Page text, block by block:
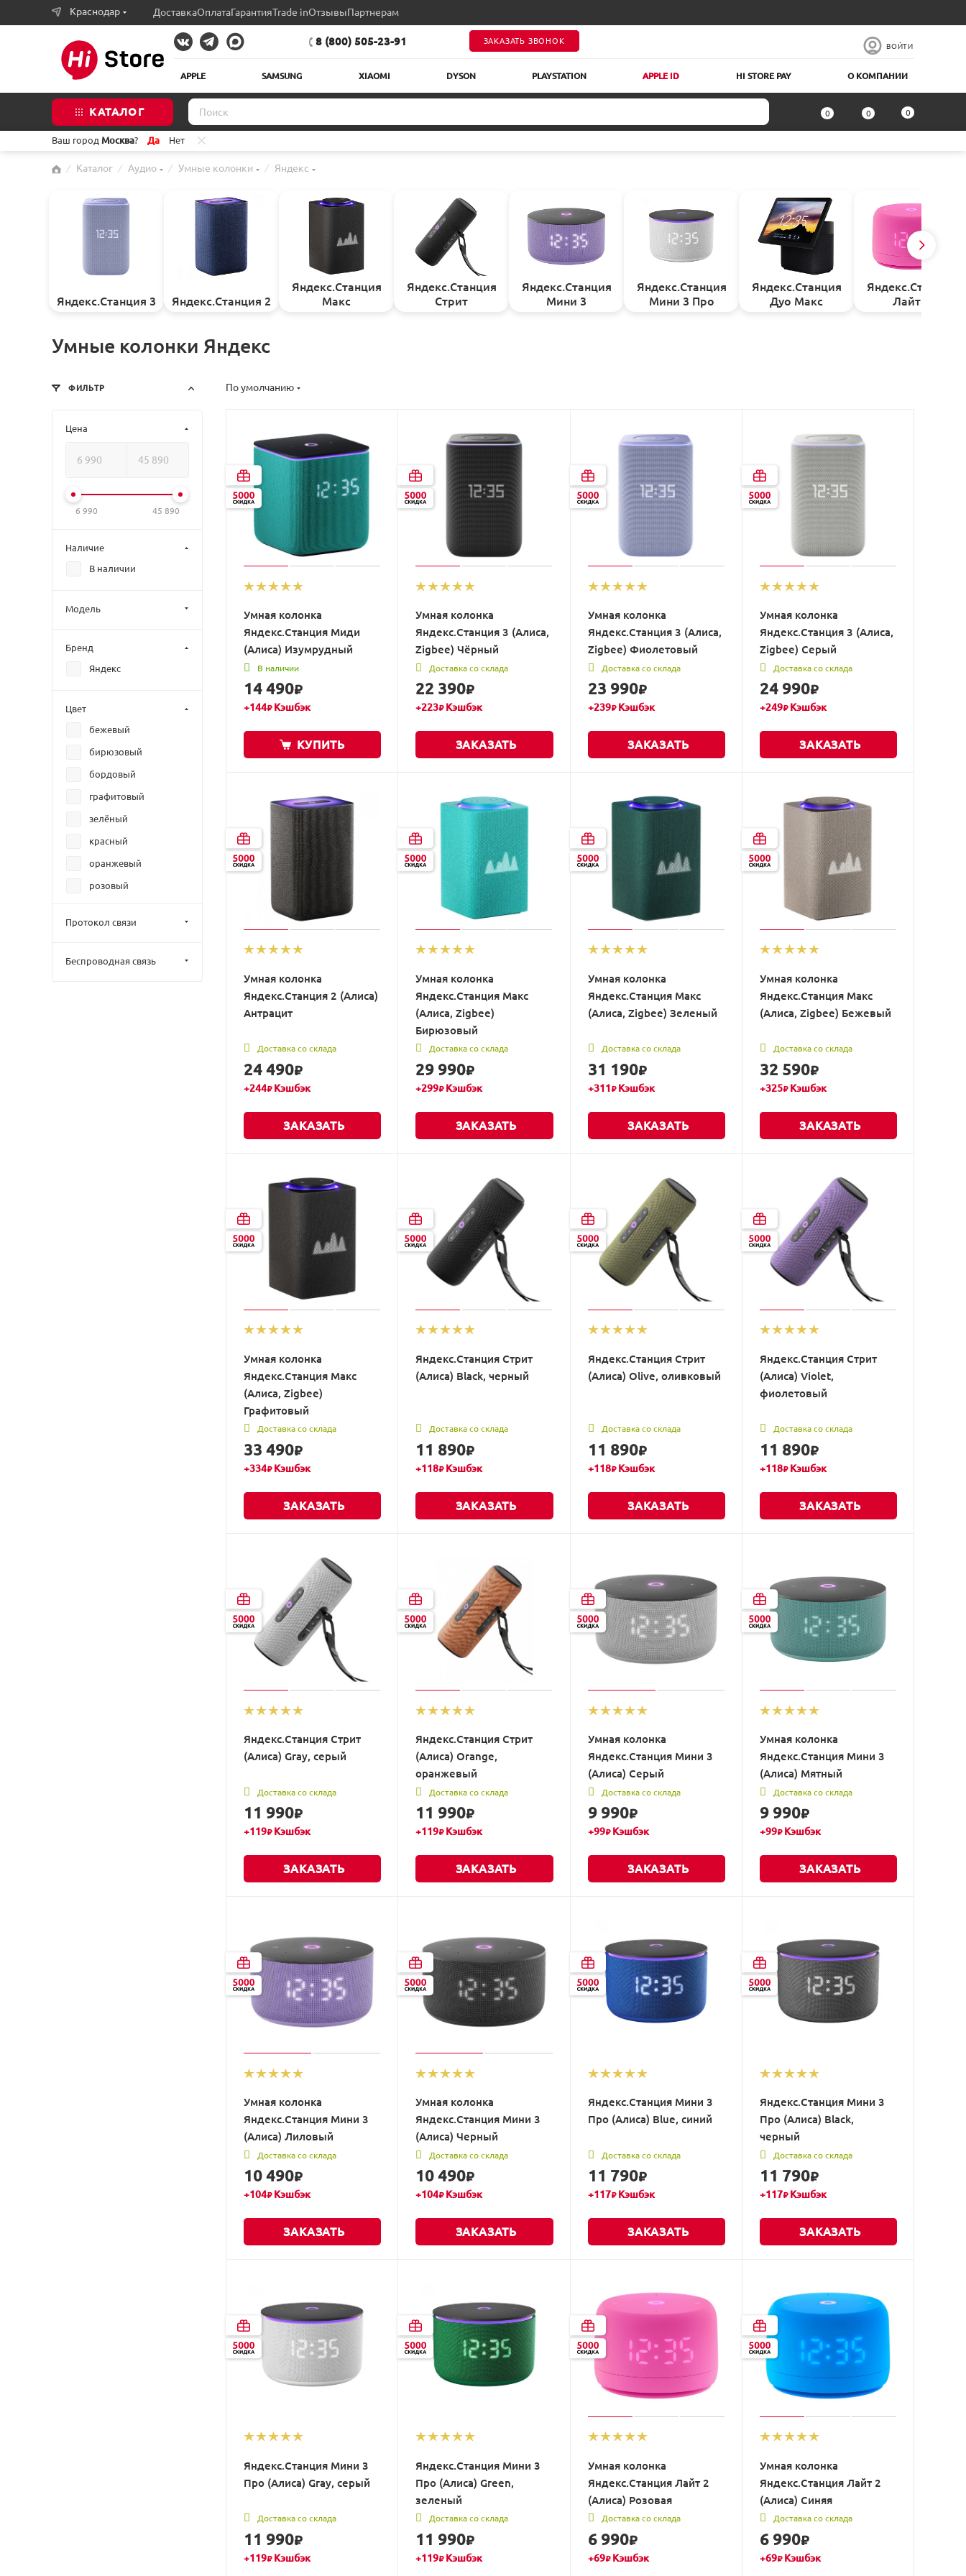
Краснодар ДоставкаОплатаГарантияTrade inОтзывыПартнерам
8 (800) 505-23-91 ЗАКАЗАТЬ ЗВОНОК
ВОЙТИ
APPLE SAMSUNG XIAOMI DYSON PLAYSTATION APPLE ID HI STORE PAY О КОМПАНИИ
КАТАЛОГ 0 0 0
Ваш город Москва? Да Нет
⁄ Каталог ⁄ Аудио ⁄ Умные колонки ⁄ Яндекс
Яндекс.Станция 3 Яндекс.Станция 2
Яндекс.Станция
Макс
Яндекс.Станция
Стрит
Яндекс.Станция
Мини 3
Яндекс.Станция
Мини 3 Про
Яндекс.Станция
Дуо Макс
Яндекс.Станция
Лайт 2
Умные колонки Яндекс
По умолчанию
Умная колонка
Яндекс.Станция Миди
(Алиса) Изумрудный
В наличии
14 490₽
+144₽Кэшбэк
КУПИТЬ
Умная колонка
Яндекс.Станция 3 (Алиса,
Zigbee) Чёрный
Доставка со склада
22 390₽
+223₽Кэшбэк
ЗАКАЗАТЬ
Умная колонка
Яндекс.Станция 3 (Алиса,
Zigbee) Фиолетовый
Доставка со склада
23 990₽
+239₽Кэшбэк
ЗАКАЗАТЬ
Умная колонка
Яндекс.Станция 3 (Алиса,
Zigbee) Серый
Доставка со склада
24 990₽
+249₽Кэшбэк
ЗАКАЗАТЬ
Умная колонка
Яндекс.Станция 2 (Алиса)
Антрацит
Доставка со склада
24 490₽
+244₽Кэшбэк
ЗАКАЗАТЬ
Умная колонка
Яндекс.Станция Макс
(Алиса, Zigbee)
Бирюзовый
Доставка со склада
29 990₽
+299₽Кэшбэк
ЗАКАЗАТЬ
Умная колонка
Яндекс.Станция Макс
(Алиса, Zigbee) Зеленый
Доставка со склада
31 190₽
+311₽Кэшбэк
ЗАКАЗАТЬ
Умная колонка
Яндекс.Станция Макс
(Алиса, Zigbee) Бежевый
Доставка со склада
32 590₽
+325₽Кэшбэк
ЗАКАЗАТЬ
Умная колонка
Яндекс.Станция Макс
(Алиса, Zigbee)
Графитовый
Доставка со склада
33 490₽
+334₽Кэшбэк
ЗАКАЗАТЬ
Яндекс.Станция Стрит
(Алиса) Black, черный
Доставка со склада
11 890₽
+118₽Кэшбэк
ЗАКАЗАТЬ
Яндекс.Станция Стрит
(Алиса) Olive, оливковый
Доставка со склада
11 890₽
+118₽Кэшбэк
ЗАКАЗАТЬ
Яндекс.Станция Стрит
(Алиса) Violet,
фиолетовый
Доставка со склада
11 890₽
+118₽Кэшбэк
ЗАКАЗАТЬ
Яндекс.Станция Стрит
(Алиса) Gray, серый
Доставка со склада
11 990₽
+119₽Кэшбэк
ЗАКАЗАТЬ
Яндекс.Станция Стрит
(Алиса) Orange,
оранжевый
Доставка со склада
11 990₽
+119₽Кэшбэк
ЗАКАЗАТЬ
Умная колонка
Яндекс.Станция Мини 3
(Алиса) Серый
Доставка со склада
9 990₽
+99₽Кэшбэк
ЗАКАЗАТЬ
Умная колонка
Яндекс.Станция Мини 3
(Алиса) Мятный
Доставка со склада
9 990₽
+99₽Кэшбэк
ЗАКАЗАТЬ
Умная колонка
Яндекс.Станция Мини 3
(Алиса) Лиловый
Доставка со склада
10 490₽
+104₽Кэшбэк
ЗАКАЗАТЬ
Умная колонка
Яндекс.Станция Мини 3
(Алиса) Черный
Доставка со склада
10 490₽
+104₽Кэшбэк
ЗАКАЗАТЬ
Яндекс.Станция Мини 3
Про (Алиса) Blue, синий
Доставка со склада
11 790₽
+117₽Кэшбэк
ЗАКАЗАТЬ
Яндекс.Станция Мини 3
Про (Алиса) Black,
черный
Доставка со склада
11 790₽
+117₽Кэшбэк
ЗАКАЗАТЬ
Яндекс.Станция Мини 3
Про (Алиса) Gray, серый
Доставка со склада
11 990₽
+119₽Кэшбэк
Яндекс.Станция Мини 3
Про (Алиса) Green,
зеленый
Доставка со склада
11 990₽
+119₽Кэшбэк
Умная колонка
Яндекс.Станция Лайт 2
(Алиса) Розовая
Доставка со склада
6 990₽
+69₽Кэшбэк
Умная колонка
Яндекс.Станция Лайт 2
(Алиса) Синяя
Доставка со склада
6 990₽
+69₽Кэшбэк
ФИЛЬТР
Цена
6 990 45 890
Наличие
В наличии
Модель
Бренд
Яндекс
Цвет
бежевый
бирюзовый
бордовый
графитовый
зелёный
красный
оранжевый
розовый
Протокол связи
Беспроводная связь